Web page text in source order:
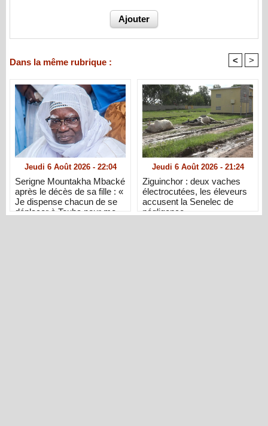
Dans la même rubrique : < >
Jeudi 6 Août 2026 - 22:04
Serigne Mountakha Mbacké
après le décès de sa fille : «
Je dispense chacun de se
déplacer à Touba pour me
Jeudi 6 Août 2026 - 21:24
Ziguinchor : deux vaches
électrocutées, les éleveurs
accusent la Senelec de
négligence